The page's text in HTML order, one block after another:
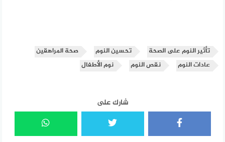
تأثير النوم على الصحة تحسين النوم
صحة المراهقين
عادات النوم
نقص النوم نوم الأطفال
شارك على